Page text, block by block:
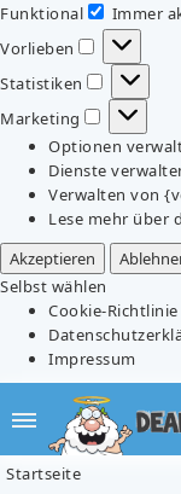
Funktional
Immer
Vorlieben
Vorlieben
Statistiken
Marketing
Marketing
Optionen
Dienste
Verwalten von
Lese mehr über
Akzeptieren
Selbst wählen
Cookie-Richtlinie
Impressum
Startseite